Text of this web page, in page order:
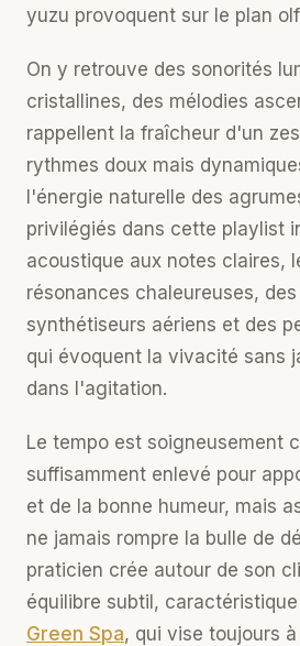
yuzu provoquent sur le plan
On y retrouve des sonorités
cristallines, des mélodies
rappellent la fraîcheur d'un
rythmes doux mais
l'énergie naturelle des
privilégiés dans cette playlist
acoustique aux notes claires,
résonances chaleureuses,
synthétiseurs aériens et des
qui évoquent la vivacité sans
dans l'agitation.
Le tempo est soigneusement
suffisamment enlevé pour
et de la bonne humeur, mais
ne jamais rompre la bulle de
praticien crée autour de son
équilibre subtil,
Green Spa, qui vise toujours